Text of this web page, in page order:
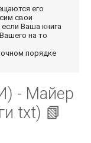
его
свои
Ваша книга
на то
порядке
- Майер
txt) 📗